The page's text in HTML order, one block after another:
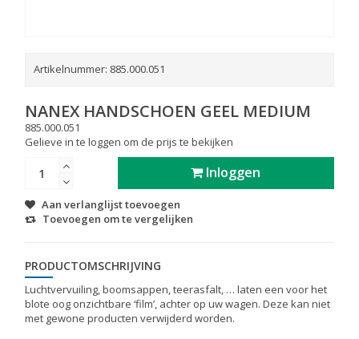
Artikelnummer: 885.000.051
NANEX HANDSCHOEN GEEL MEDIUM
885.000.051
Gelieve in te loggen om de prijs te bekijken
Inloggen
Aan verlanglijst toevoegen
Toevoegen om te vergelijken
PRODUCTOMSCHRIJVING
Luchtvervuiling, boomsappen, teerasfalt, … laten een voor het
blote oog onzichtbare ‘film’, achter op uw wagen. Deze kan niet
met gewone producten verwijderd worden.